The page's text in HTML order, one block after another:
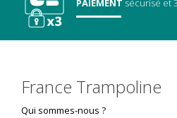
PAIEMENT sécurisé et
France Trampoline
Qui sommes-nous ?